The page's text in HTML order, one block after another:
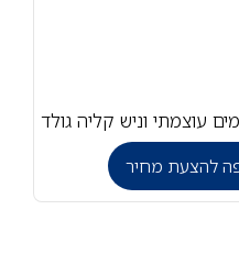
עוצמתי וניש קליה גולד
להצעת מחיר